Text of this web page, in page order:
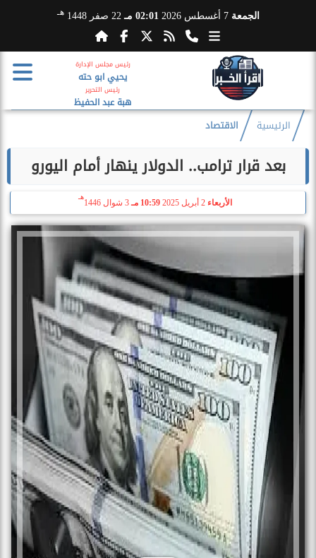
الجمعة 7 أغسطس 2026 02:01 مـ 22 صفر 1448 هـ
رئيس مجلس الإدارة
يحيي ابو حته
رئيس التحرير
هبة عبد الحفيظ
الرئيسية الاقتصاد
بعد قرار ترامب.. الدولار ينهار أمام اليورو
الأربعاء 10:59 مـ 3 شوال 1446
هـ